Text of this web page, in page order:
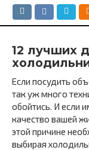
12 лучших
Если посудить
так уж много
обойтись. И если
качество вашей
этой причине
выбирая